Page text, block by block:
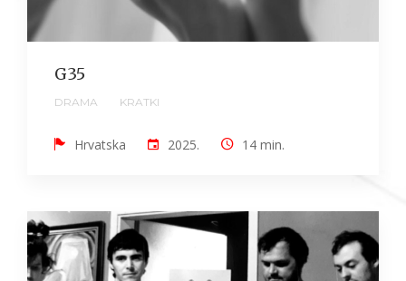
G35
DRAMA KRATKI
Hrvatska 2025. 14 min.